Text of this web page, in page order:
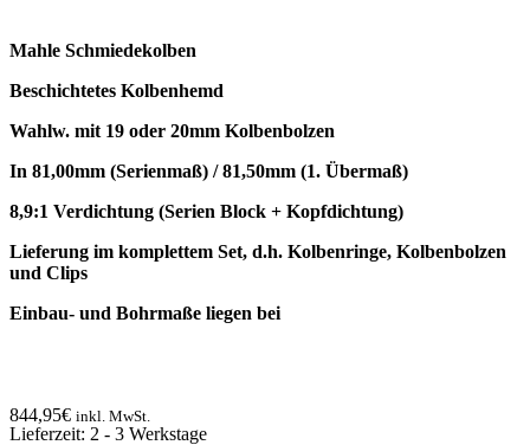
Mahle Schmiedekolben
Beschichtetes Kolbenhemd
Wahlw. mit 19 oder 20mm Kolbenbolzen
In 81,00mm (Serienmaß) / 81,50mm (1. Übermaß)
8,9:1 Verdichtung (Serien Block + Kopfdichtung)
Lieferung im komplettem Set, d.h. Kolbenringe, Kolbenbolzen
und Clips
Einbau- und Bohrmaße liegen bei
844,95€ inkl. MwSt.
Lieferzeit: 2 - 3 Werkstage